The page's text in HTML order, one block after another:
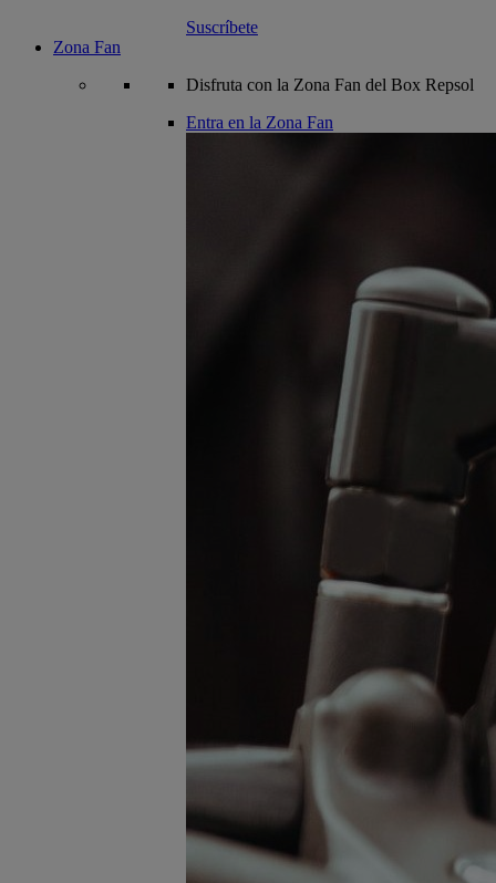
Suscríbete
Zona Fan
Disfruta con la Zona Fan del Box Repsol
Entra en la Zona Fan